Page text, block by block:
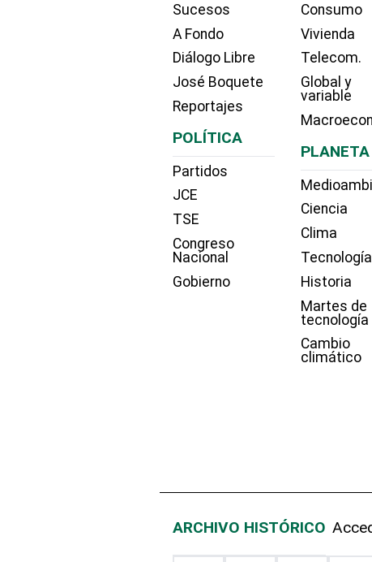
Sucesos
A Fondo
Diálogo Libre
José Boquete
Reportajes
POLÍTICA
Partidos
JCE
TSE
Congreso
Nacional
Gobierno
Consumo
Vivienda
Telecom.
Global y
variable
PLANETA
Ciencia
Clima
Tecnología
Historia
Martes de
tecnología
Cambio
climático
ARCHIVO HISTÓRICO